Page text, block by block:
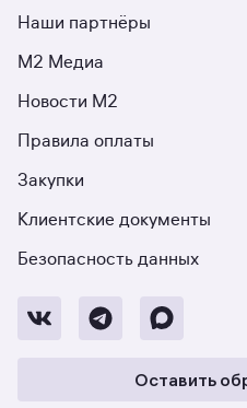
Наши партнёры
М2 Медиа
Новости М2
Правила оплаты
Закупки
Клиентские документы
Безопасность данных
Оставить